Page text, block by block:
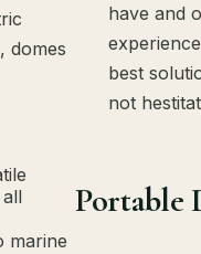
domes
marine
have and
best
not
Portable